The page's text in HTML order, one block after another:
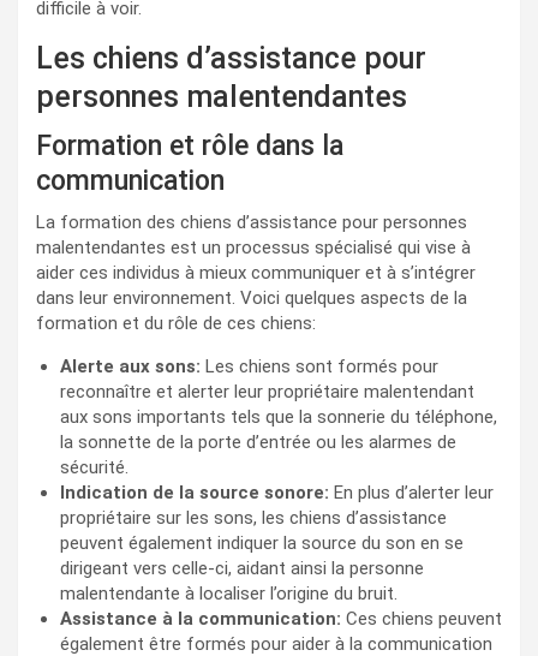
difficile à voir.
Les chiens d’assistance pour
personnes malentendantes
Formation et rôle dans la
communication
La formation des chiens d’assistance pour personnes
malentendantes est un processus spécialisé qui vise à
aider ces individus à mieux communiquer et à s’intégrer
dans leur environnement. Voici quelques aspects de la
formation et du rôle de ces chiens:
Alerte aux sons: Les chiens sont formés pour
reconnaître et alerter leur propriétaire malentendant
aux sons importants tels que la sonnerie du téléphone,
la sonnette de la porte d’entrée ou les alarmes de
sécurité.
Indication de la source sonore: En plus d’alerter leur
propriétaire sur les sons, les chiens d’assistance
peuvent également indiquer la source du son en se
dirigeant vers celle-ci, aidant ainsi la personne
malentendante à localiser l’origine du bruit.
Assistance à la communication: Ces chiens peuvent
également être formés pour aider à la communication